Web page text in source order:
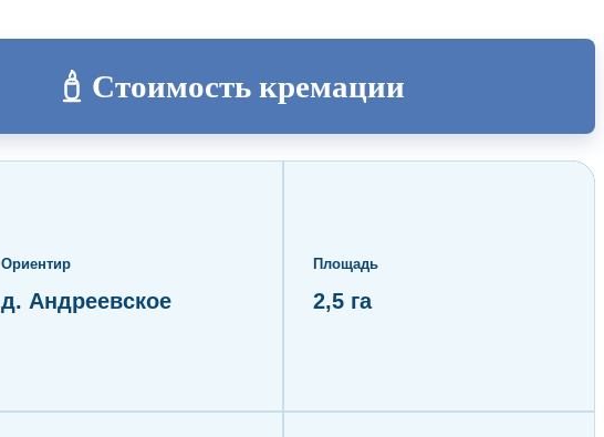
Стоимость кремации
Ориентир
д. Андреевское
Площадь
2,5 га